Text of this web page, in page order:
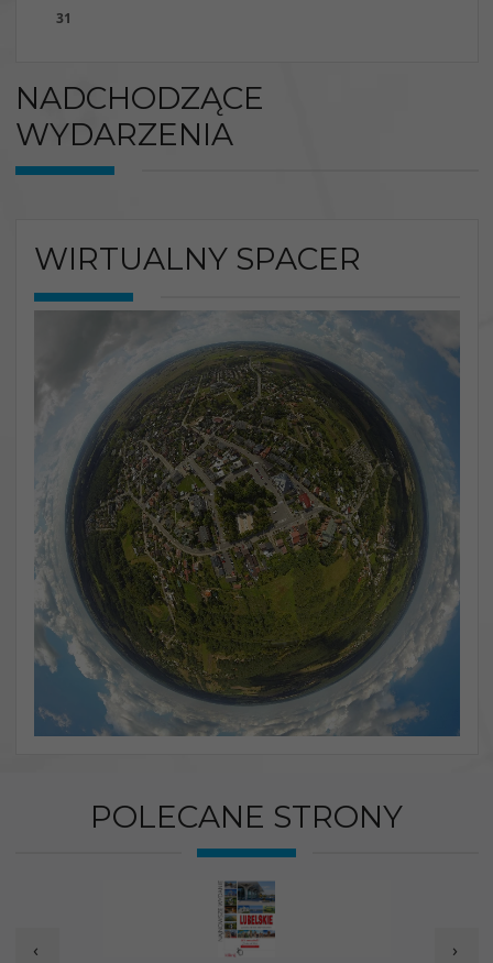
31
NADCHODZĄCE
WYDARZENIA
WIRTUALNY SPACER
POLECANE STRONY
‹ ›